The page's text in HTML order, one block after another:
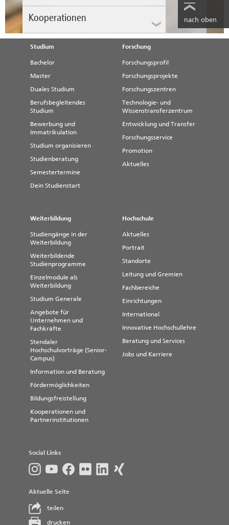
World University Games am 17. Juli
wurde die Hochschule Magdeburg-
Stendal für ihren Einsatz im Bereich
Gesundheitsmanagement
Healthy Campus-Zertifikat in Platin,
der höchsten Stufe der
internationalen Zertifizierung.
weitere Informationen zum
Zertifizierungsprozess
Kooperationen
Mit freundlicher Unterstützung
nach oben
Studium
Bachelor
Master
Duales Studium
Berufsbegleitendes
Studium
Bewerbung und
Immatrikulation
Studium organisieren
Studienberatung
Semestertermine
Dein Studienstart
Forschung
Forschungsprofil
Forschungsprojekte
Forschungszentren
Technologie- und
Wissenstransferzentrum
Entwicklung und Transfer
Forschungsservice
Promotion
Aktuelles
Weiterbildung
Studiengänge in der
Weiterbildung
Weiterbildende
Studienprogramme
Einzelmodule als
Weiterbildung
Studium Generale
Angebote für
Unternehmen und
Fachkräfte
Stendaler
Hochschulvorträge (Senior-
Campus)
Information und Beratung
Fördermöglichkeiten
Bildungsfreistellung
Kooperationen und
Partnerinstitutionen
Hochschule
Aktuelles
Portrait
Standorte
Leitung und Gremien
Fachbereiche
Einrichtungen
International
Innovative Hochschullehre
Beratung und Services
Jobs und Karriere
Social Links
Aktuelle Seite
teilen
drucken